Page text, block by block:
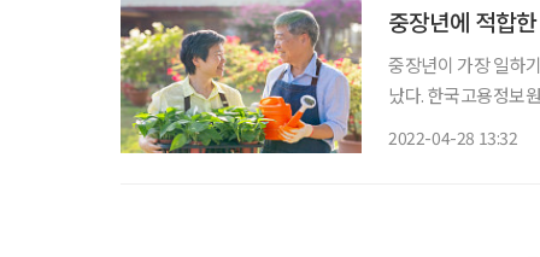
중장년에 적합
중장년이 가장 일하
났다. 한국고용정보원은 최근 발표한 ‘2020 한국의 직업정보’ 보고서에서 중장년(50~69세)
2022-04-28 13:32